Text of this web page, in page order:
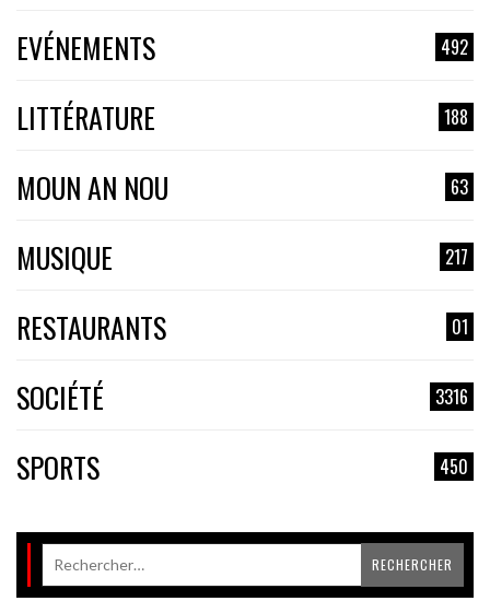
EVÉNEMENTS 492
LITTÉRATURE 188
MOUN AN NOU 63
MUSIQUE 217
RESTAURANTS 01
SOCIÉTÉ 3316
SPORTS 450